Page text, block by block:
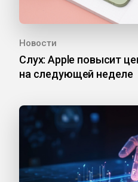
Новости
Слух: Apple повысит
на следующей неделе